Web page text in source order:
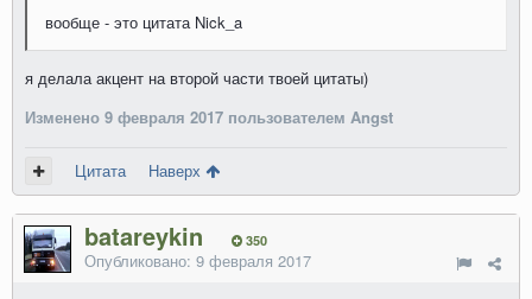
вообще - это цитата Nick_a
я делала акцент на второй части твоей цитаты)
Изменено 9 февраля 2017 пользователем Angst
Цитата Наверх
batareykin 350
Опубликовано: 9 февраля 2017